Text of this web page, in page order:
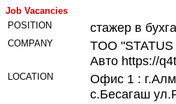
Job Vacancies
POSITION
стажер в
COMPANY
TOO
Авто https://
LOCATION
Офис 1 :
с.Бесагаш